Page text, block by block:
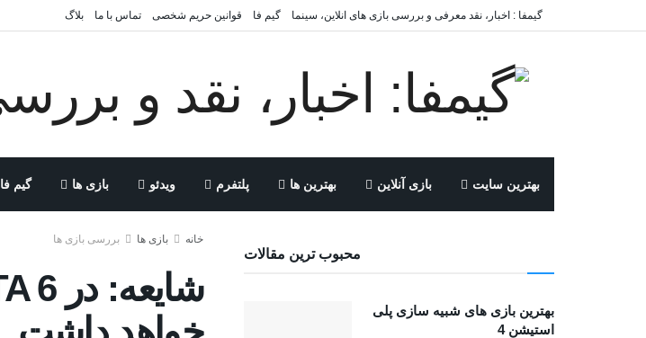
بلاگ تماس با ما قوانین حریم شخصی گیم فا گیمفا : اخبار، نقد معرفی و بررسی بازی های انلاین، سینما
گیم فا بازی ها ویدئو پلتفرم بهترین ها بازی آنلاین بهترین سایت
خانه بازی ها بررسی بازی ها
محبوب ترین مقالات
بهترین بازی های شبیه سازی پلی
استیشن 4